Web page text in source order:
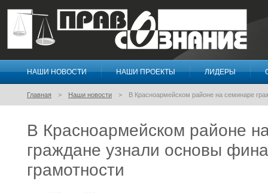
Правосознание
НАШИ НОВОСТИ НАШИ ПРОЕКТЫ ЛИДЕРЫ
Главная Наши новости В Красноармейском районе на семинаре
В Красноармейском районе
граждане узнали основы
грамотности